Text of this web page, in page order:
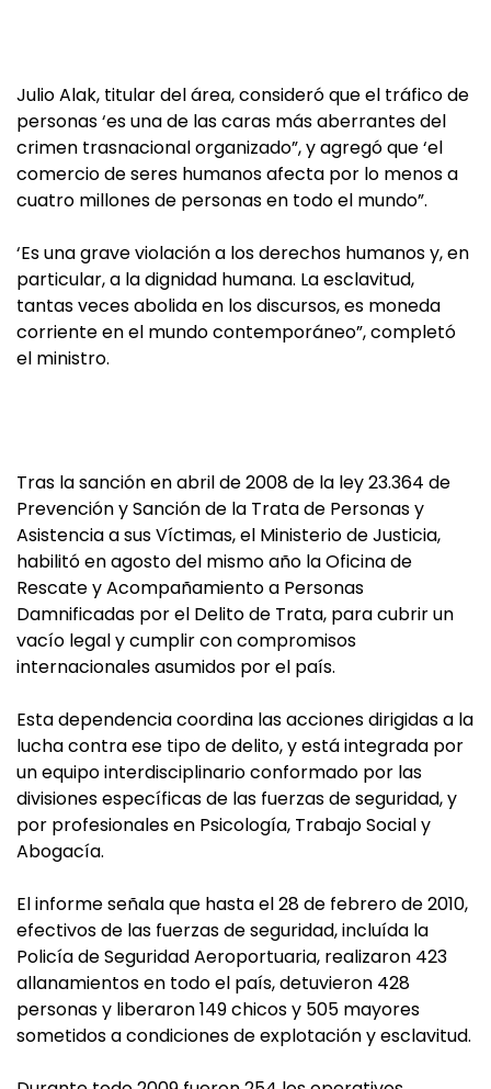
Julio Alak, titular del área, consideró que el tráfico de
personas ‘es una de las caras más aberrantes del
crimen trasnacional organizado”, y agregó que ‘el
comercio de seres humanos afecta por lo menos a
cuatro millones de personas en todo el mundo”.
‘Es una grave violación a los derechos humanos y, en
particular, a la dignidad humana. La esclavitud,
tantas veces abolida en los discursos, es moneda
corriente en el mundo contemporáneo”, completó
el ministro.
Tras la sanción en abril de 2008 de la ley 23.364 de
Prevención y Sanción de la Trata de Personas y
Asistencia a sus Víctimas, el Ministerio de Justicia,
habilitó en agosto del mismo año la Oficina de
Rescate y Acompañamiento a Personas
Damnificadas por el Delito de Trata, para cubrir un
vacío legal y cumplir con compromisos
internacionales asumidos por el país.
Esta dependencia coordina las acciones dirigidas a la
lucha contra ese tipo de delito, y está integrada por
un equipo interdisciplinario conformado por las
divisiones específicas de las fuerzas de seguridad, y
por profesionales en Psicología, Trabajo Social y
Abogacía.
El informe señala que hasta el 28 de febrero de 2010,
efectivos de las fuerzas de seguridad, incluída la
Policía de Seguridad Aeroportuaria, realizaron 423
allanamientos en todo el país, detuvieron 428
personas y liberaron 149 chicos y 505 mayores
sometidos a condiciones de explotación y esclavitud.